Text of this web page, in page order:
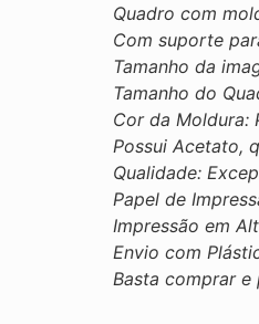
Quadro com
Com suporte
Tamanho da
Tamanho do
Cor da Moldura:
Possui Acetato,
Qualidade:
Papel de
Impressão em
Envio com
Basta comprar e